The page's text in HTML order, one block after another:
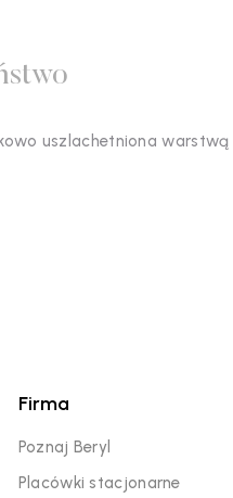
uszlachetniona
Firma
Poznaj Beryl
Placówki stacjonarne